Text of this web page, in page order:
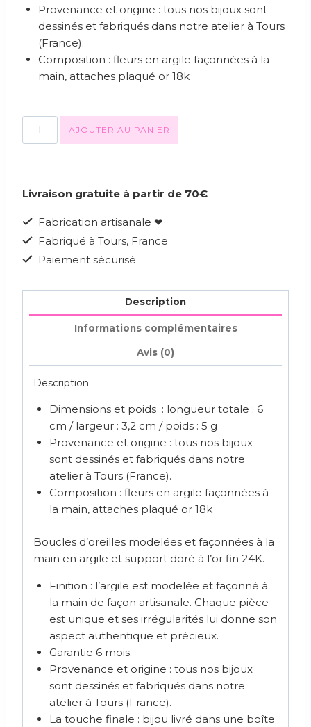
Provenance et origine : tous nos bijoux sont
dessinés et fabriqués dans notre atelier à Tours
(France).
Composition : fleurs en argile façonnées à la
main, attaches plaqué or 18k
AJOUTER AU PANIER
Livraison gratuite à partir de 70€
Fabrication artisanale ❤
Fabriqué à Tours, France
Paiement sécurisé
Description
Informations complémentaires
Avis (0)
Description
Dimensions et poids : longueur totale : 6
cm / largeur : 3,2 cm / poids : 5 g
Provenance et origine : tous nos bijoux
sont dessinés et fabriqués dans notre
atelier à Tours (France).
Composition : fleurs en argile façonnées à
la main, attaches plaqué or 18k
Boucles d’oreilles modelées et façonnées à la
main en argile et support doré à l’or fin 24K.
Finition : l’argile est modelée et façonné à
la main de façon artisanale. Chaque pièce
est unique et ses irrégularités lui donne son
aspect authentique et précieux.
Garantie 6 mois.
Provenance et origine : tous nos bijoux
sont dessinés et fabriqués dans notre
atelier à Tours (France).
La touche finale : bijou livré dans une boîte